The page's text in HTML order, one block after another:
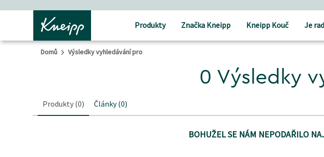
Produkty Značka Kneipp Kneipp Kouč Je
Domů Výsledky vyhledávání pro
0 Výsledky
Produkty (0) Články(0)
BOHUŽEL SE NÁM NEPODAŘILO